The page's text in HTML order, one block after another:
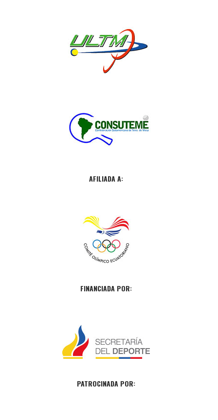
AFILIADA A:
FINANCIADA POR:
PATROCINADA POR: